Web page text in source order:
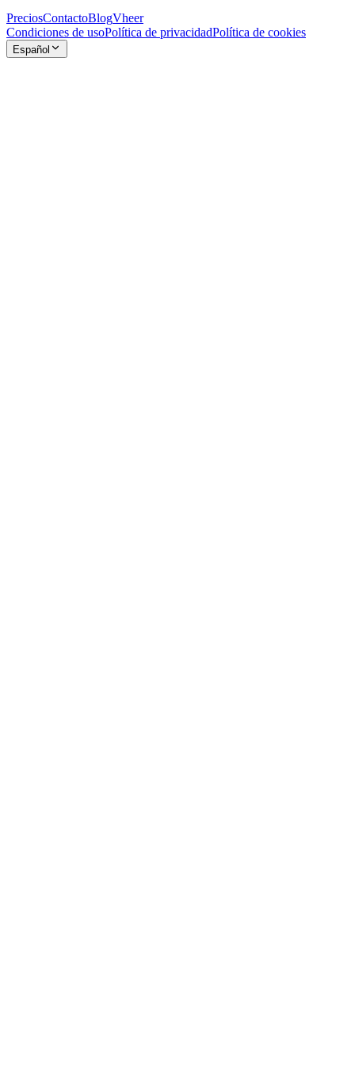
PreciosContactoBlogVheer
Condiciones de usoPolítica de privacidadPolítica de cookies
Español